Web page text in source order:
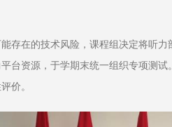
存在的技术风险，课程组决定将听力
台资源，于学期末统一组织专项测试
价。